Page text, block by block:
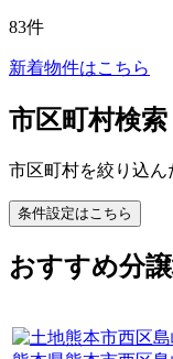
83件
新着物件はこちら
市区町村検索
市区町村を絞り込ん
条件設定はこちら
おすすめ分